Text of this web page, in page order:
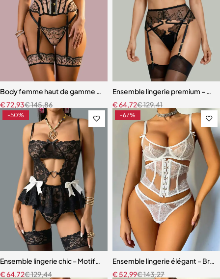
Body femme haut de gamme – Lingerie en maille au design raffiné
€145,86
€72,93
Ensemble lingerie premium –
€129,41
€64,72
-50%
Ensemble lingerie chic – Motifs cœur, découpes raffinées et
€129,44
€64,72
-67%
Ensemble lingerie élégant –
€143,27
€ 52,99